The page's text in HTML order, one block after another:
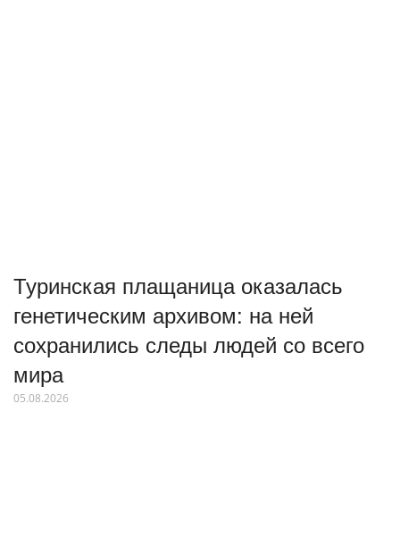
Туринская плащаница оказалась
генетическим архивом: на ней
сохранились следы людей со всего
мира
05.08.2026